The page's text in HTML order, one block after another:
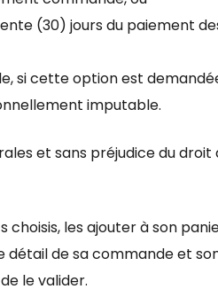
(30) jours du paiement
si cette option est
imputable.
et sans préjudice du
les ajouter à son
de sa commande et
le valider.